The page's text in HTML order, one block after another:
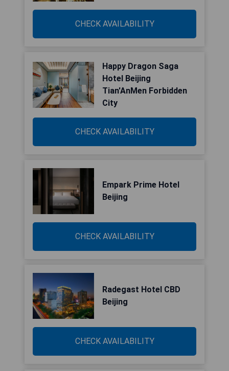
CHECK AVAILABILITY
Happy Dragon Saga
Hotel Beijing
Tian'AnMen Forbidden
City
CHECK AVAILABILITY
Empark Prime Hotel
Beijing
CHECK AVAILABILITY
Radegast Hotel CBD
Beijing
CHECK AVAILABILITY